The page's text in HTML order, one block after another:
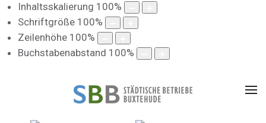
Inhaltsskalierung 100%
Schriftgröße 100%
Zeilenhöhe 100%
Buchstabenabstand 100%